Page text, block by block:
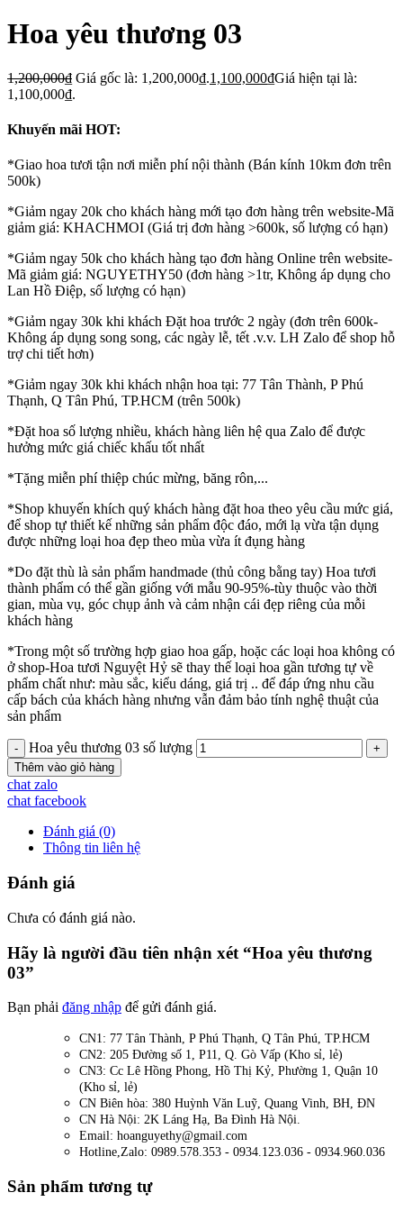
Hoa yêu thương 03
1,200,000₫ Giá gốc là: 1,200,000₫.1,100,000₫Giá hiện tại là:
1,100,000₫.
Khuyến mãi HOT:
*Giao hoa tươi tận nơi miễn phí nội thành (Bán kính 10km đơn trên
500k)
*Giảm ngay 20k cho khách hàng mới tạo đơn hàng trên website-Mã
giảm giá: KHACHMOI (Giá trị đơn hàng >600k, số lượng có hạn)
*Giảm ngay 50k cho khách hàng tạo đơn hàng Online trên website-
Mã giảm giá: NGUYETHY50 (đơn hàng >1tr, Không áp dụng cho
Lan Hồ Điệp, số lượng có hạn)
*Giảm ngay 30k khi khách Đặt hoa trước 2 ngày (đơn trên 600k-
Không áp dụng song song, các ngày lễ, tết .v.v. LH Zalo để shop hỗ
trợ chi tiết hơn)
*Giảm ngay 30k khi khách nhận hoa tại: 77 Tân Thành, P Phú
Thạnh, Q Tân Phú, TP.HCM (trên 500k)
*Đặt hoa số lượng nhiều, khách hàng liên hệ qua Zalo để được
hưởng mức giá chiếc khấu tốt nhất
*Tặng miễn phí thiệp chúc mừng, băng rôn,...
*Shop khuyến khích quý khách hàng đặt hoa theo yêu cầu mức giá,
để shop tự thiết kế những sản phẩm độc đáo, mới lạ vừa tận dụng
được những loại hoa đẹp theo mùa vừa ít đụng hàng
*Do đặt thù là sản phẩm handmade (thủ công bằng tay) Hoa tươi
thành phẩm có thể gần giống với mẫu 90-95%-tùy thuộc vào thời
gian, mùa vụ, góc chụp ảnh và cảm nhận cái đẹp riêng của mỗi
khách hàng
*Trong một số trường hợp giao hoa gấp, hoặc các loại hoa không có
ở shop-Hoa tươi Nguyệt Hỷ sẽ thay thế loại hoa gần tương tự về
phẩm chất như: màu sắc, kiểu dáng, giá trị .. để đáp ứng nhu cầu
cấp bách của khách hàng nhưng vẫn đảm bảo tính nghệ thuật của
sản phẩm
Hoa yêu thương 03 số lượng
Thêm vào giỏ hàng
chat zalo
chat facebook
Đánh giá (0)
Thông tin liên hệ
Đánh giá
Chưa có đánh giá nào.
Hãy là người đầu tiên nhận xét “Hoa yêu thương
03”
Bạn phải đăng nhập để gửi đánh giá.
CN1: 77 Tân Thành, P Phú Thạnh, Q Tân Phú, TP.HCM
CN2: 205 Đường số 1, P11, Q. Gò Vấp (Kho sỉ, lẻ)
CN3: Cc Lê Hồng Phong, Hồ Thị Kỷ, Phường 1, Quận 10
(Kho sỉ, lẻ)
CN Biên hòa: 380 Huỳnh Văn Luỹ, Quang Vinh, BH, ĐN
CN Hà Nội: 2K Láng Hạ, Ba Đình Hà Nội.
Email: hoanguyethy@gmail.com
Hotline,Zalo: 0989.578.353 - 0934.123.036 - 0934.960.036
Sản phẩm tương tự